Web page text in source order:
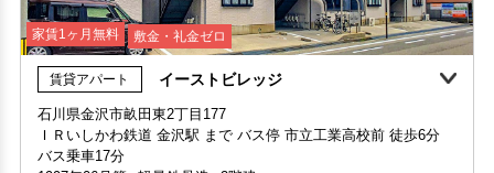
部屋号数 102号室
家賃 44,000円・共益費 2,000円
階数 1階
間取り 2LDK・専有面積 53.82㎡
保証人不要・代行
ＩＲいしかわ鉄道 金沢駅 まで バス停 市立工業高校前 徒歩6分
バス乗車17分
1997年06月築
軽量鉄骨造
2階建
間取り：2DK
2DK
家賃：52,000円
インターネット無料 リノベーション部屋有